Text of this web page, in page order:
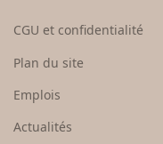
e
u
CGU et confidentialité
Plan du site
Emplois
Actualités